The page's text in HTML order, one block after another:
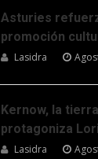
Asturies
promoción
Lasidra
Kernow, la
protagoniza
Lasidra